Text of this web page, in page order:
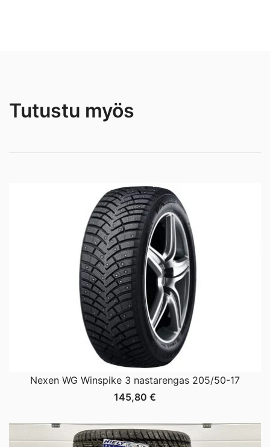
Tutustu myös
Nexen WG Winspike 3 nastarengas 205/50-17
145,80 €